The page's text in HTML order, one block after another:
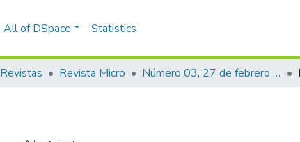
All of DSpace Statistics
Revistas Revista Micro Número 03, 27 de febrero de 1940